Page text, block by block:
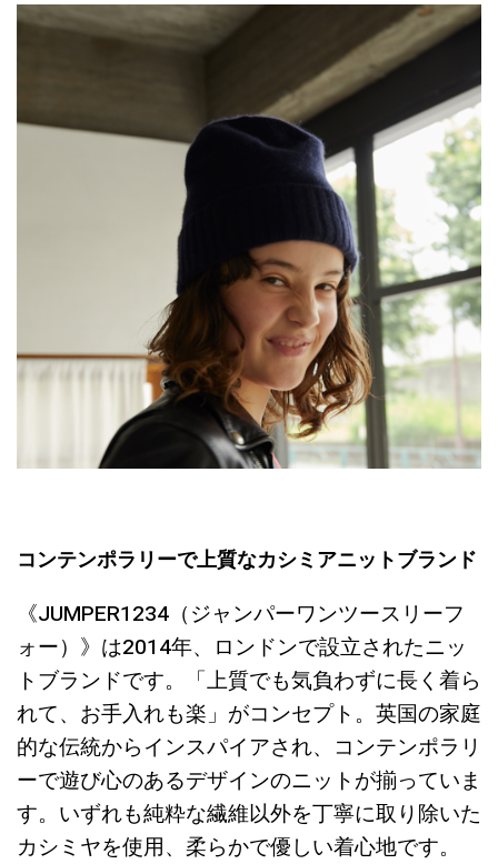
コンテンポラリーで上質なカシミアニットブランド
《JUMPER1234（ジャンパーワンツースリーフ
ォー）》は2014年、ロンドンで設立されたニッ
トブランドです。「上質でも気負わずに長く着ら
れて、お手入れも楽」がコンセプト。英国の家庭
的な伝統からインスパイアされ、コンテンポラリ
ーで遊び心のあるデザインのニットが揃っていま
す。いずれも純粋な繊維以外を丁寧に取り除いた
カシミヤを使用、柔らかで優しい着心地です。